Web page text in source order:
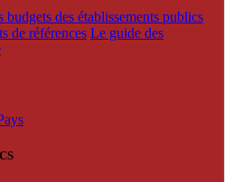
budgets des établissements publics
de références Le guide des